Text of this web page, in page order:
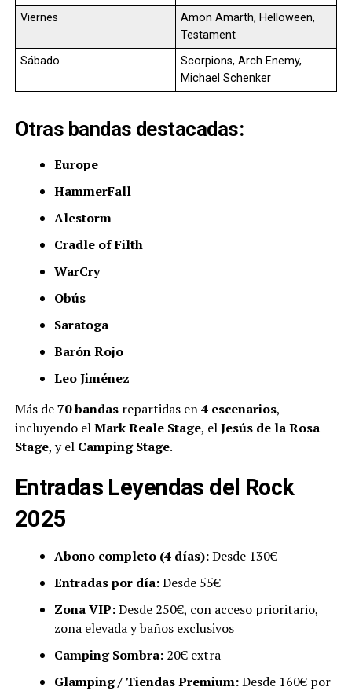
Viernes
Amon Amarth, Helloween,
Testament
Sábado
Scorpions, Arch Enemy,
Michael Schenker
Otras bandas destacadas:
Europe
HammerFall
Alestorm
Cradle of Filth
WarCry
Obús
Saratoga
Barón Rojo
Leo Jiménez
Más de70 bandasrepartidas en4 escenarios,
incluyendo elMark Reale Stage, elJesús de la Rosa
Stage, y el Camping Stage.
Entradas Leyendas del Rock
2025
Abono completo (4 días):Desde 130€
Entradas por día:Desde 55€
Zona VIP:Desde 250€, con acceso prioritario,
zona elevada y baños exclusivos
Camping Sombra:20€ extra
Glamping / Tiendas Premium:Desde 160€ por